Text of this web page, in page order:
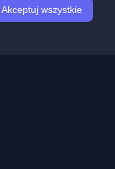
Akceptuj wszystkie